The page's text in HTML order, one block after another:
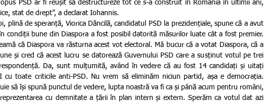
PSD ar fi reușit să destructureze tot ce s-a construit în România în ultimii ani,
stat de drept”, a declarat Iohannis.
condiții bune din Diaspora a fost posibil datorită măsurilor luate cât a fost premier.
că Diaspora va răsturna acest vot electoral. Mă bucur că a votat Diaspora, că a
și cred că acest lucru se datorează Guvernului PSD care a susținut votul pe trei
Da, sunt mulțumită, având în vedere că au fost 14 candidați și uitați
toate criticile anti-PSD. Nu vrem să eliminăm niciun partid, așa e democrația.
să își spună punctul de vedere, lupta noastră va fi ca și până acum pentru români,
cu demnitate a țării în plan intern și extern. Sperăm ca votul dat azi